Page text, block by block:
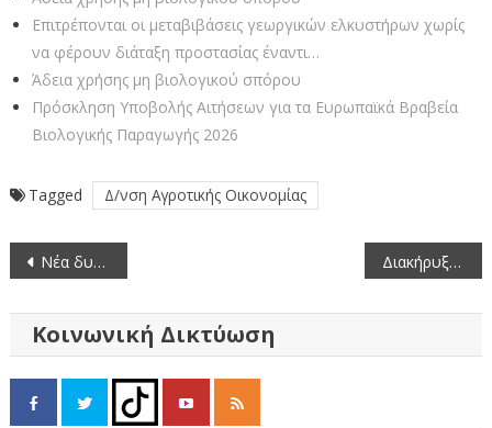
Επιτρέπονται οι μεταβιβάσεις γεωργικών ελκυστήρων χωρίς
να φέρουν διάταξη προστασίας έναντι…
Άδεια χρήσης μη βιολογικού σπόρου
Πρόσκληση Υποβολής Αιτήσεων για τα Ευρωπαϊκά Βραβεία
Βιολογικής Παραγωγής 2026
Tagged Δ/νση Αγροτικής Οικονομίας
Πλοήγηση
Νέα δυνατότητα στους μικρούς παραγωγούς για απευθείας πώληση των προϊόντων τους . Διακήρυξη δημοπρασίας για την παραχώρηση κατά χρήση ακινήτου έκτασης 100 στρεμμάτων στην Αγία Κυριακή ΠΕ Καστοριάς
Κοινωνική Δικτύωση